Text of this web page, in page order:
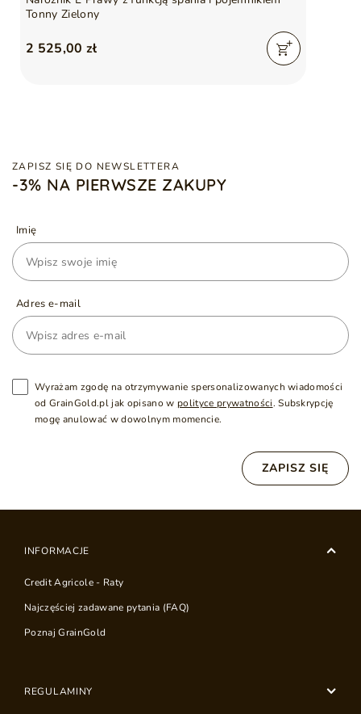
Tonny Zielony
2 525,00 zł
ZAPISZ SIĘ DO NEWSLETTERA
-3% NA PIERWSZE ZAKUPY
Imię
Adres e-mail
Wyrażam zgodę na otrzymywanie spersonalizowanych wiadomości
od GrainGold.pl jak opisano w polityce prywatności. Subskrypcję
mogę anulować w dowolnym momencie.
ZAPISZ SIĘ
INFORMACJE
Credit Agricole - Raty
Najczęściej zadawane pytania (FAQ)
Poznaj GrainGold
REGULAMINY